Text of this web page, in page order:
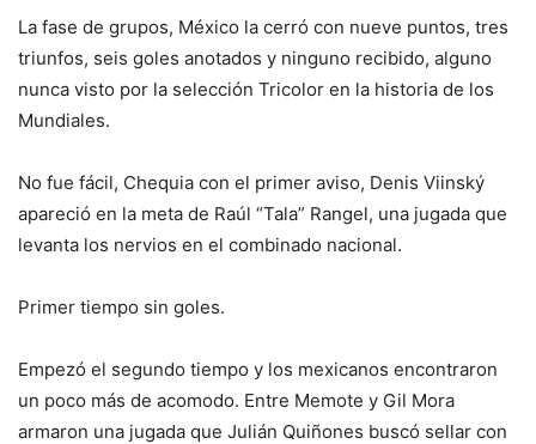
La fase de grupos, México la cerró con nueve puntos, tres
triunfos, seis goles anotados y ninguno recibido, alguno
nunca visto por la selección Tricolor en la historia de los
Mundiales.
No fue fácil, Chequia con el primer aviso, Denis Viinský
apareció en la meta de Raúl “Tala” Rangel, una jugada que
levanta los nervios en el combinado nacional.
Primer tiempo sin goles.
Empezó el segundo tiempo y los mexicanos encontraron
un poco más de acomodo. Entre Memote y Gil Mora
armaron una jugada que Julián Quiñones buscó sellar con